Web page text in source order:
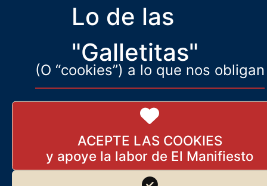
Lo de las
"Galletitas"
(O “cookies”) a lo que nos obligan
ACEPTE LAS COOKIES
Ante las próximas elecciones municipales en Francia, la izquierda,
habiendo agotado su propio lenguaje, se lanza la descalificación